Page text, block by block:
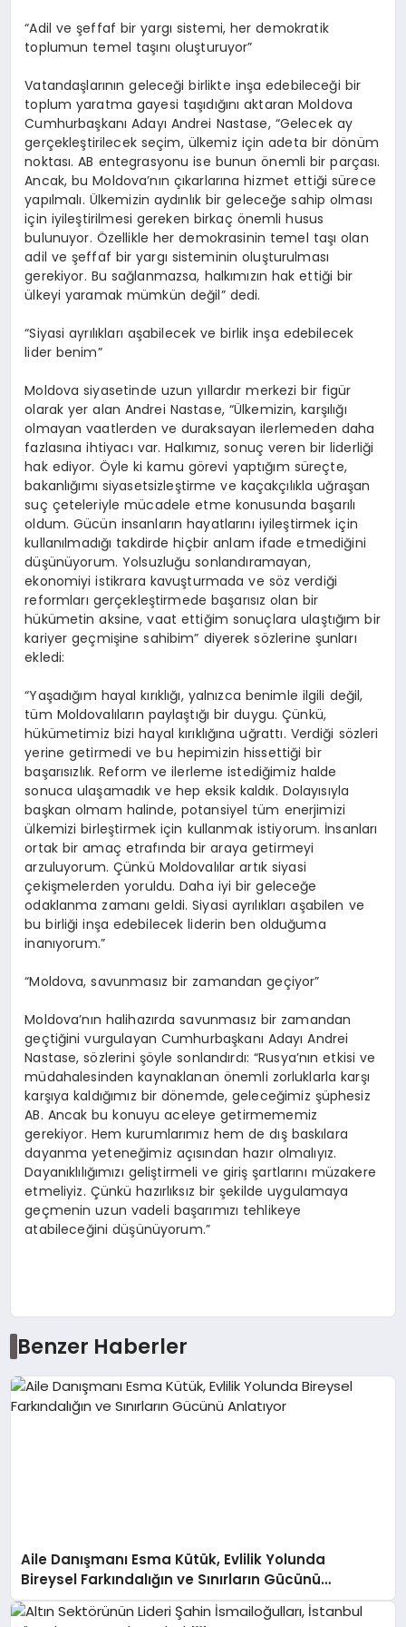
“Adil ve şeffaf bir yargı sistemi, her demokratik
toplumun temel taşını oluşturuyor”
Vatandaşlarının geleceği birlikte inşa edebileceği bir
toplum yaratma gayesi taşıdığını aktaran Moldova
Cumhurbaşkanı Adayı Andrei Nastase, “Gelecek ay
gerçekleştirilecek seçim, ülkemiz için adeta bir dönüm
noktası. AB entegrasyonu ise bunun önemli bir parçası.
Ancak, bu Moldova’nın çıkarlarına hizmet ettiği sürece
yapılmalı. Ülkemizin aydınlık bir geleceğe sahip olması
için iyileştirilmesi gereken birkaç önemli husus
bulunuyor. Özellikle her demokrasinin temel taşı olan
adil ve şeffaf bir yargı sisteminin oluşturulması
gerekiyor. Bu sağlanmazsa, halkımızın hak ettiği bir
ülkeyi yaramak mümkün değil” dedi.
“Siyasi ayrılıkları aşabilecek ve birlik inşa edebilecek
lider benim”
Moldova siyasetinde uzun yıllardır merkezi bir figür
olarak yer alan Andrei Nastase, “Ülkemizin, karşılığı
olmayan vaatlerden ve duraksayan ilerlemeden daha
fazlasına ihtiyacı var. Halkımız, sonuç veren bir liderliği
hak ediyor. Öyle ki kamu görevi yaptığım süreçte,
bakanlığımı siyasetsizleştirme ve kaçakçılıkla uğraşan
suç çeteleriyle mücadele etme konusunda başarılı
oldum. Gücün insanların hayatlarını iyileştirmek için
kullanılmadığı takdirde hiçbir anlam ifade etmediğini
düşünüyorum. Yolsuzluğu sonlandıramayan,
ekonomiyi istikrara kavuşturmada ve söz verdiği
reformları gerçekleştirmede başarısız olan bir
hükümetin aksine, vaat ettiğim sonuçlara ulaştığım bir
kariyer geçmişine sahibim” diyerek sözlerine şunları
ekledi:
“Yaşadığım hayal kırıklığı, yalnızca benimle ilgili değil,
tüm Moldovalıların paylaştığı bir duygu. Çünkü,
hükümetimiz bizi hayal kırıklığına uğrattı. Verdiği sözleri
yerine getirmedi ve bu hepimizin hissettiği bir
başarısızlık. Reform ve ilerleme istediğimiz halde
sonuca ulaşamadık ve hep eksik kaldık. Dolayısıyla
başkan olmam halinde, potansiyel tüm enerjimizi
ülkemizi birleştirmek için kullanmak istiyorum. İnsanları
ortak bir amaç etrafında bir araya getirmeyi
arzuluyorum. Çünkü Moldovalılar artık siyasi
çekişmelerden yoruldu. Daha iyi bir geleceğe
odaklanma zamanı geldi. Siyasi ayrılıkları aşabilen ve
bu birliği inşa edebilecek liderin ben olduğuma
inanıyorum.”
“Moldova, savunmasız bir zamandan geçiyor”
Moldova’nın halihazırda savunmasız bir zamandan
geçtiğini vurgulayan Cumhurbaşkanı Adayı Andrei
Nastase, sözlerini şöyle sonlandırdı: “Rusya’nın etkisi ve
müdahalesinden kaynaklanan önemli zorluklarla karşı
karşıya kaldığımız bir dönemde, geleceğimiz şüphesiz
AB. Ancak bu konuyu aceleye getirmememiz
gerekiyor. Hem kurumlarımız hem de dış baskılara
dayanma yeteneğimiz açısından hazır olmalıyız.
Dayanıklılığımızı geliştirmeli ve giriş şartlarını müzakere
etmeliyiz. Çünkü hazırlıksız bir şekilde uygulamaya
geçmenin uzun vadeli başarımızı tehlikeye
atabileceğini düşünüyorum.”
Benzer Haberler
Aile Danışmanı Esma Kütük, Evlilik Yolunda
Bireysel Farkındalığın ve Sınırların Gücünü
Anlatıyor